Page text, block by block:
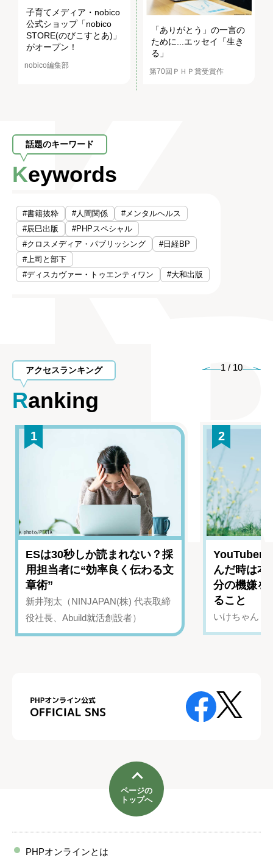
子育てメディア・nobico
公式ショップ「nobico
STORE(のびこすとあ)」
がオープン！
nobico編集部
「ありがとう」の一言の
ために...エッセイ「生き
る」
第70回ＰＨＰ賞受賞作
話題のキーワード
Keywords
#書籍抜粋 #人間関係
#メンタルヘルス
#辰巳出版
#PHPスペシャル
#クロスメディア・パブリッシング
#日経BP
#上司と部下
#ディスカヴァー・トゥエンティワン
#大和出版
アクセスランキング
Ranking
1 / 10
1
ESは30秒しか読まれない？採
用担当者に“効率良く伝わる文
章術”
新井翔太（NINJAPAN(株) 代表取締
役社長、Abuild就活創設者）
2
YouTuber
んだ時は
分の機嫌を
ること
いけちゃん（
ページの
トップへ
PHPオンラインとは